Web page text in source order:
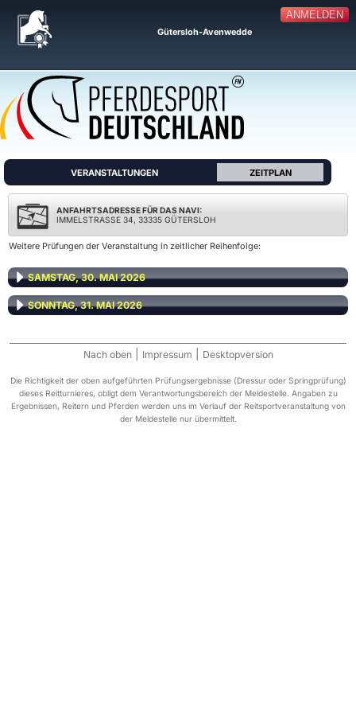
ANMELDEN
Gütersloh-Avenwedde
VERANSTALTUNGEN ZEITPLAN
ANFAHRTSADRESSE FÜR DAS NAVI:
IMMELSTRASSE 34, 33335 GÜTERSLOH
Weitere Prüfungen der Veranstaltung in zeitlicher Reihenfolge:
SAMSTAG, 30. MAI 2026
SONNTAG, 31. MAI 2026
Nach oben Impressum Desktopversion
Die Richtigkeit der oben aufgeführten Prüfungsergebnisse (Dressur oder Springprüfung)
dieses Reitturnieres, obligt dem Verantwortungsbereich der Meldestelle. Angaben zu
Ergebnissen, Reitern und Pferden werden uns im Verlauf der Reitsportveranstaltung von
der Meldestelle nur übermittelt.